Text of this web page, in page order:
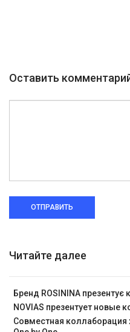
Оставить
ОТПРАВИТЬ
Читайте далее
Бренд ROSININA презентує
NOVIAS презентует новые
Совместная